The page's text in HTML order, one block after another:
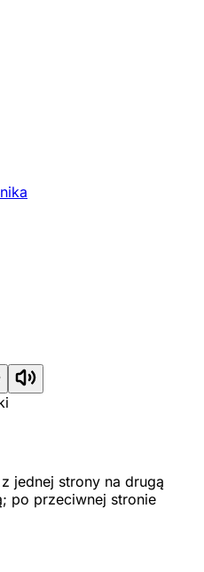
jednej strony na drugą
po przeciwnej stronie